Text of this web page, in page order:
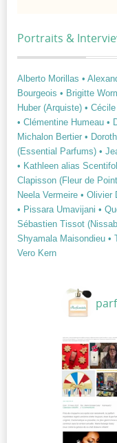
Portraits &
Alberto Morillas •
Bourgeois • Brigitte
Huber (Arquiste) •
• Clémentine Humeau •
Michalon Bertier •
(Essential Parfums) •
• Kathleen alias
Clapisson (Fleur de
Neela Vermeire • Olivier
• Pissara Umavijani •
Sébastien Tissot
Shyamala Maisondieu •
Vero Kern